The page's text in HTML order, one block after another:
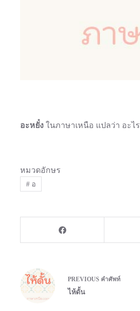
อะหยั๋ง ในภาษาเหนือ แปลว่า อะไร
หมวดอักษร
#อ
PREVIOUS คำศัพท์
ไห้ดั้น